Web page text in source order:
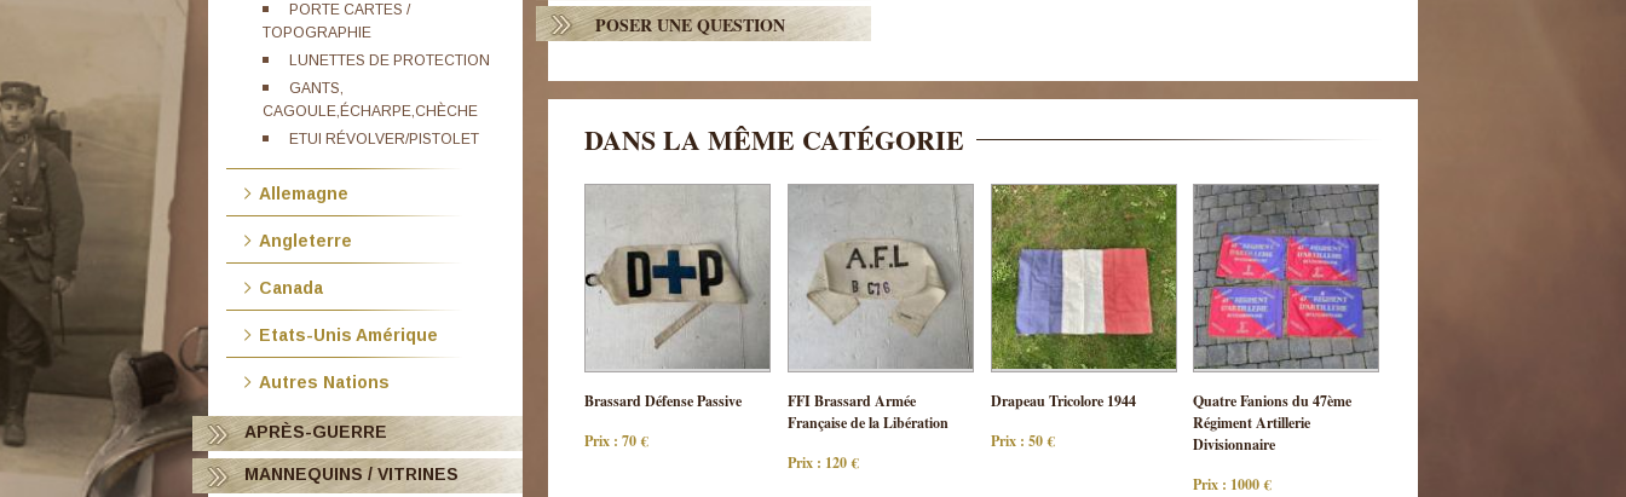
PORTE CARTES /
TOPOGRAPHIE
LUNETTES DE PROTECTION
GANTS,
CAGOULE,ÉCHARPE,CHÈCHE
ETUI RÉVOLVER/PISTOLET
Allemagne
Angleterre
Canada
Etats-Unis Amérique
Autres Nations
APRÈS-GUERRE
MANNEQUINS / VITRINES
POSER UNE QUESTION
DANS LA MÊME CATÉGORIE
Consulter
Brassard Défense Passive
Prix : 70 €
Consulter
cette pièce
FFI Brassard Armée
Française de la Libération
Prix : 120 €
Consulter
Drapeau Tricolore 1944
Prix : 50 €
Consulter
cette pièce
Quatre Fanions du 47ème
Régiment Artillerie
Divisionnaire
Prix : 1000 €